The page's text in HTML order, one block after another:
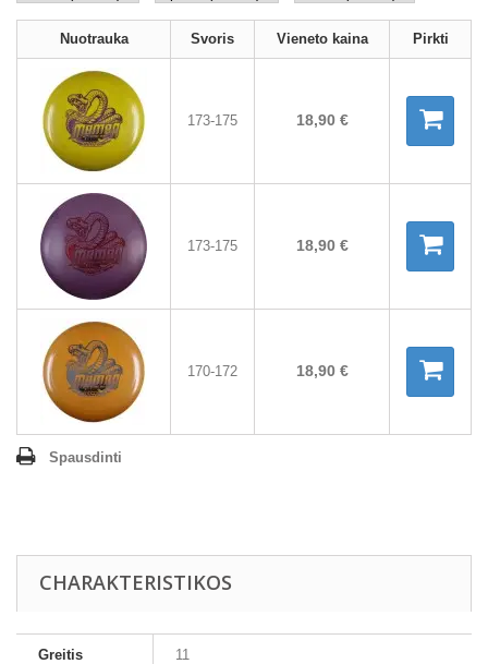
Nuotrauka Svoris Vieneto kaina Pirkti
173-175 18,90 €
173-175 18,90 €
170-172 18,90 €
Spausdinti
CHARAKTERISTIKOS
Greitis 11